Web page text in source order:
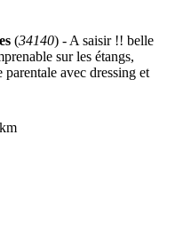
(34140) - A saisir !! belle
sur les étangs,
avec dressing et